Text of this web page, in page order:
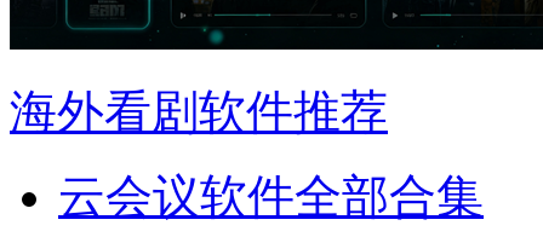
海外看剧软件推荐
云会议软件全部合集